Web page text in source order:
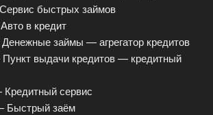
быстрых займов
в кредит
займы — агрегатор кредитов
выдачи кредитов — кредитный
сервис
Быстрый заём